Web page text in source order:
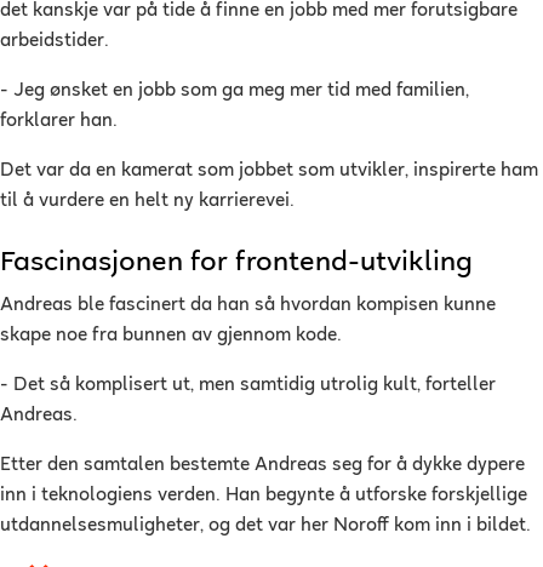
det kanskje var på tide å finne en jobb med mer forutsigbare
arbeidstider.
- Jeg ønsket en jobb som ga meg mer tid med familien,
forklarer han.
Det var da en kamerat som jobbet som utvikler, inspirerte ham
til å vurdere en helt ny karrierevei.
Fascinasjonen for frontend-utvikling
Andreas ble fascinert da han så hvordan kompisen kunne
skape noe fra bunnen av gjennom kode.
- Det så komplisert ut, men samtidig utrolig kult, forteller
Andreas.
Etter den samtalen bestemte Andreas seg for å dykke dypere
inn i teknologiens verden. Han begynte å utforske forskjellige
utdannelsesmuligheter, og det var her Noroff kom inn i bildet.